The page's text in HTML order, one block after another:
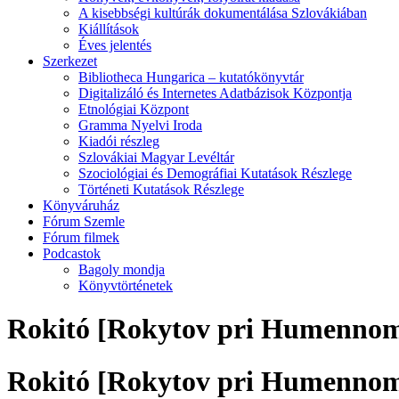
A kisebbségi kultúrák dokumentálása Szlovákiában
Kiállítások
Éves jelentés
Szerkezet
Bibliotheca Hungarica – kutatókönyvtár
Digitalizáló és Internetes Adatbázisok Központja
Etnológiai Központ
Gramma Nyelvi Iroda
Kiadói részleg
Szlovákiai Magyar Levéltár
Szociológiai és Demográfiai Kutatások Részlege
Történeti Kutatások Részlege
Könyváruház
Fórum Szemle
Fórum filmek
Podcastok
Bagoly mondja
Könyvtörténetek
Rokitó [Rokytov pri
Rokitó [Rokytov pri